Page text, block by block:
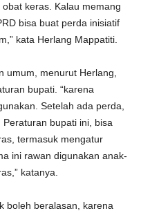
keras. Kalau memang
bisa buat perda inisiatif
kata Herlang Mappatiti.
umum, menurut Herlang,
bupati. “karena
Setelah ada perda,
bupati ini, bisa
termasuk mengatur
ini rawan digunakan anak-
katanya.
boleh beralasan, karena